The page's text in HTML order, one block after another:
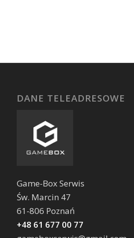
DANE TELEADRESOWE
Game-Box Serwis
Św. Marcin 47
61-806 Poznań
+48 61 677 00 77